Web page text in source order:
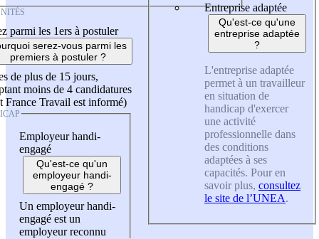
parmi les 1ers à postuler
serez-vous parmi les
premiers à postuler ?
de plus de 15 jours,
moins de 4 candidatures
France Travail est informé)
Employeur handi-
engagé
Qu'est-ce qu'un
employeur handi-
engagé ?
Un employeur handi-
engagé est un
employeur reconnu
Entreprise adaptée
Qu'est-ce qu'une
entreprise adaptée
?
L'entreprise adaptée
permet à un travailleur
en situation de
handicap d'exercer
une activité
professionnelle dans
des conditions
adaptées à ses
capacités. Pour en
savoir plus, consultez
le site de l’UNEA.